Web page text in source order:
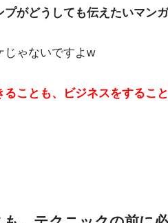
がどうしても伝えたいマンガ
じゃないですよw
ことも、ビジネスをするこ